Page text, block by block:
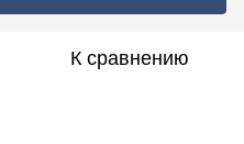
К сравнению